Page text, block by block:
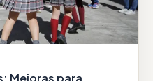
Mejoras para